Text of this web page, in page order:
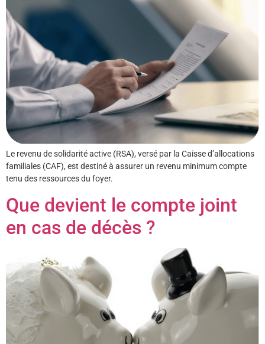
Le revenu de solidarité active (RSA), versé par la Caisse d’allocations
familiales (CAF), est destiné à assurer un revenu minimum compte
tenu des ressources du foyer.
Que devient le compte joint
en cas de décès ?